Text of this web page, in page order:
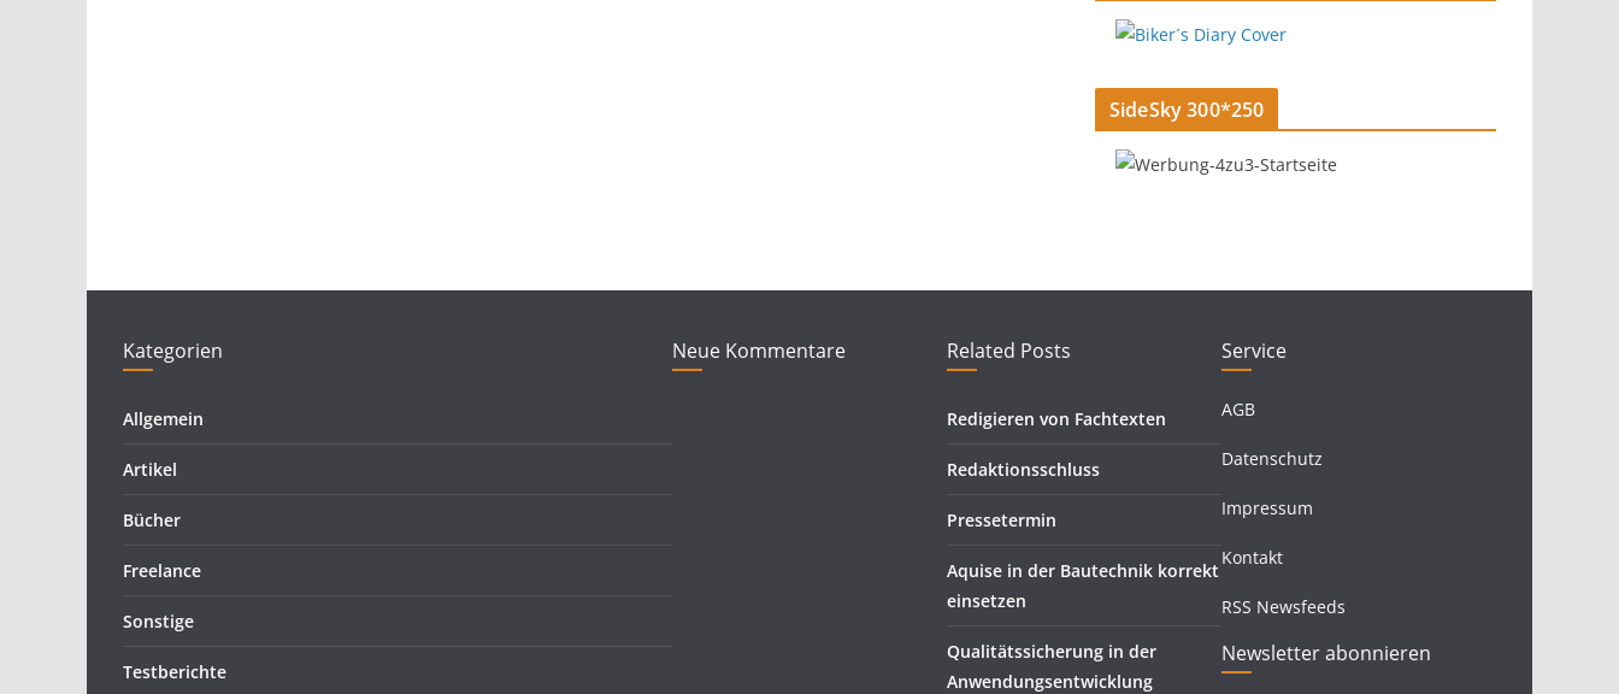
SideSky 300*250
Kategorien
Allgemein
Artikel
Bücher
Freelance
Sonstige
Testberichte
Neue Kommentare Related Posts
Redigieren von Fachtexten
Redaktionsschluss
Pressetermin
Aquise in der Bautechnik korrekt
einsetzen
Qualitätssicherung in der
Anwendungsentwicklung
Service
AGB
Datenschutz
Impressum
Kontakt
RSS Newsfeeds
Newsletter abonnieren